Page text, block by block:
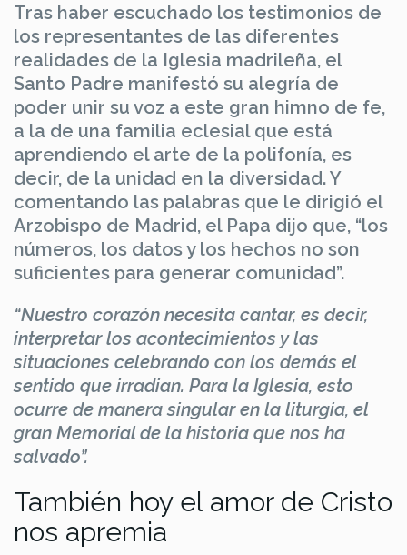
Tras haber escuchado los testimonios de
los representantes de las diferentes
realidades de la Iglesia madrileña, el
Santo Padre manifestó su alegría de
poder unir su voz a este gran himno de fe,
a la de una familia eclesial que está
aprendiendo el arte de la polifonía, es
decir, de la unidad en la diversidad. Y
comentando las palabras que le dirigió el
Arzobispo de Madrid, el Papa dijo que, “los
números, los datos y los hechos no son
suficientes para generar comunidad”.
“Nuestro corazón necesita cantar, es decir,
interpretar los acontecimientos y las
situaciones celebrando con los demás el
sentido que irradian. Para la Iglesia, esto
ocurre de manera singular en la liturgia, el
gran Memorial de la historia que nos ha
salvado”.
También hoy el amor de Cristo
nos apremia